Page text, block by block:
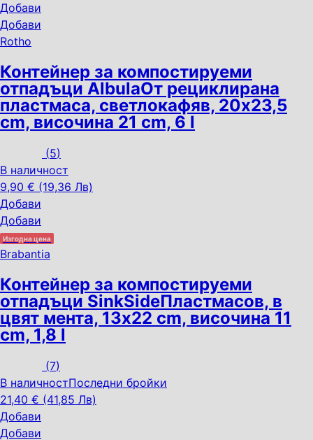
Добави
Добави
Rotho
Контейнер за компостируеми
отпадъци AlbulaОт рециклирана
пластмаса, светлокафяв, 20x23,5
cm, височина 21 cm, 6 l
(5)
В наличност
9,90 € (19,36 Лв)
Добави
Добави
Изгодна цена
Brabantia
Контейнер за компостируеми
отпадъци SinkSideПластмасов, в
цвят мента, 13x22 cm, височина 11
cm, 1,8 l
(7)
В наличностПоследни бройки
21,40 € (41,85 Лв)
Добави
Добави